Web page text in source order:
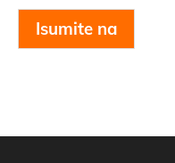
Isumite na